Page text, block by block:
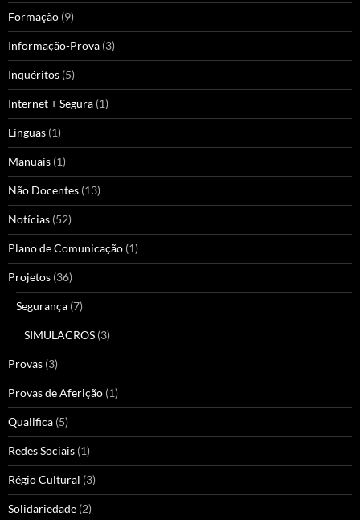
Formação (9)
Informação-Prova (3)
Inquéritos (5)
Internet + Segura (1)
Línguas (1)
Manuais (1)
Não Docentes (13)
Notícias (52)
Plano de Comunicação (1)
Projetos (36)
Segurança (7)
SIMULACROS (3)
Provas (3)
Provas de Aferição (1)
Qualifica (5)
Redes Sociais (1)
Régio Cultural (3)
Solidariedade (2)